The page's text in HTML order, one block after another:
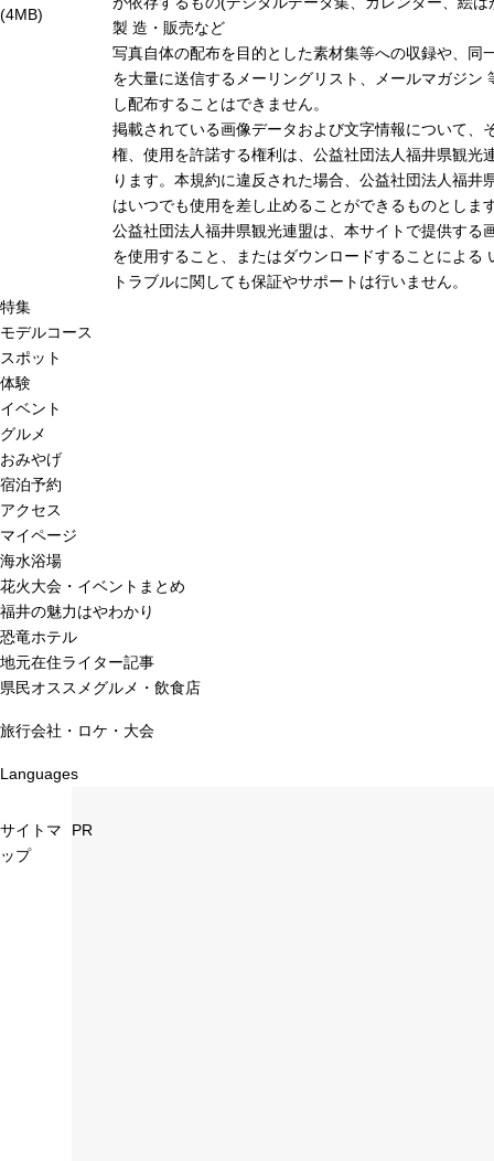
(4MB)
製 造・販売など
写真自体の配布を目的とした素材集等への収録や、同
を大量に送信するメーリングリスト、メールマガジン
し配布することはできません。
掲載されている画像データおよび文字情報について、
権、使用を許諾する権利は、公益社団法人福井県観光
ります。本規約に違反された場合、公益社団法人福井
はいつでも使用を差し止めることができるものとしま
公益社団法人福井県観光連盟は、本サイトで提供する
を使用すること、またはダウンロードすることによる
トラブルに関しても保証やサポートは行いません。
特集
モデルコース
スポット
体験
イベント
グルメ
おみやげ
宿泊予約
アクセス
マイページ
海水浴場
花火大会・イベントまとめ
福井の魅力はやわかり
恐竜ホテル
地元在住ライター記事
県民オススメグルメ・飲食店
旅行会社・ロケ・大会
Languages
サイトマ
ップ
PR